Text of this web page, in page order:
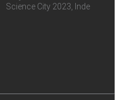
Science City 2023, Inde